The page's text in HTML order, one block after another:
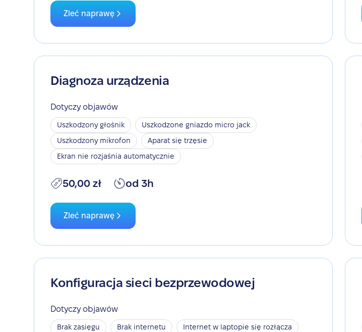
Zleć naprawę
Diagnoza urządzenia
Dotyczy objawów
Uszkodzony głośnik
Uszkodzone gniazdo micro jack
Uszkodzony mikrofon
Aparat się trzęsie
Ekran nie rozjaśnia automatycznie
50,00 zł od 3h
Zleć naprawę
Konfiguracja sieci bezprzewodowej
Dotyczy objawów
Brak zasięgu Brak internetu
Internet w laptopie się rozłącza